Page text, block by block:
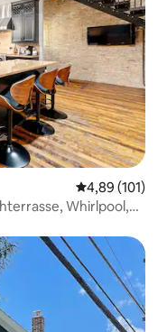
4,89 (101)
Whirlpool,